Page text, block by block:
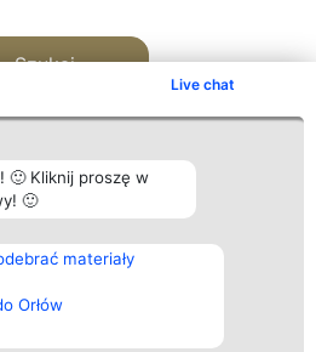
Live chat
🙂 Kliknij proszę w
🙂
materiały
Orłów
Szukaj
Plebiscyt
Laureaci
wszystkich
Laureatów
Kontakt
Kontakt